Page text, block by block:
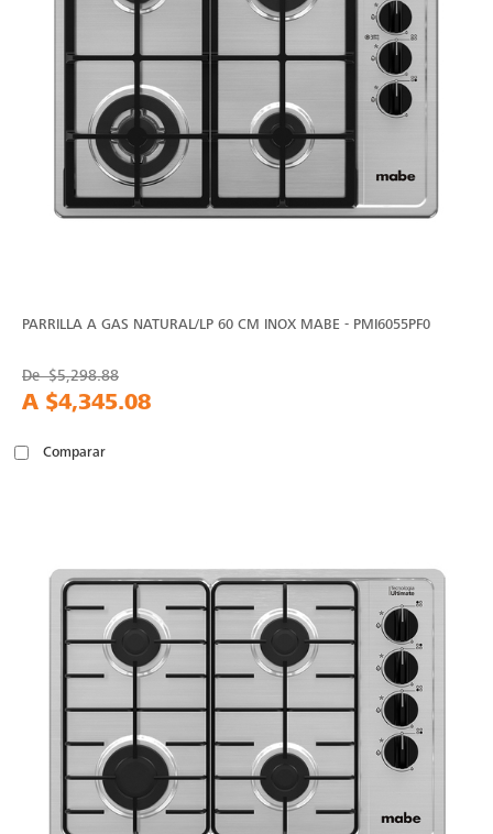
PARRILLA A GAS NATURAL/LP 60 CM INOX MABE - PMI6055PF0
De$5,298.88
A $4,345.08
Comparar